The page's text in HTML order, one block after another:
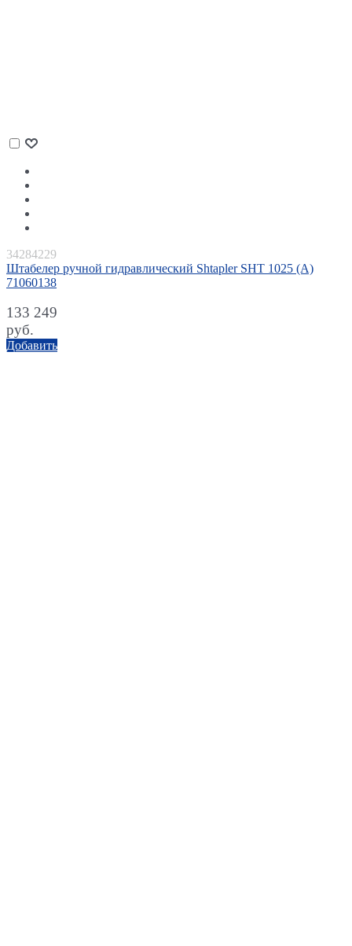
34284229
Штабелер ручной гидравлический Shtapler SHT 1025 (A)
71060138
133 249
руб.
Добавить